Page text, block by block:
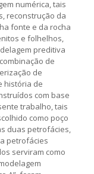
numérica, tais
reconstrução da
fonte e da rocha
e folhelhos,
preditiva
de
de
história de
com base
trabalho, tais
como poço
duas petrofácies,
petrofácies
serviram como